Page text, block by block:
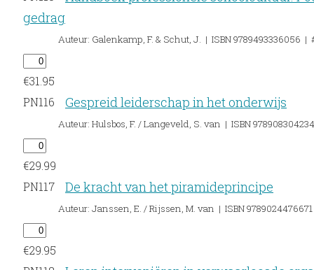
gedrag
Auteur: Galenkamp, F. & Schut, J. | ISBN 9789493336056 |
€31.95
PN116
Gespreid leiderschap in het onderwijs
Auteur: Hulsbos, F. / Langeveld, S. van | ISBN
€29.99
PN117
De kracht van het piramideprincipe
Auteur: Janssen, E. / Rijssen, M. van | ISBN 9789024476671
€29.95